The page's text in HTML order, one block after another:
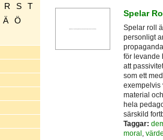
R S
T
Ä
Ö
Spelar
Spelar roll
personligt
för levande
att
som ett
exempelvis
material
hela
särskild
Taggar:
moral